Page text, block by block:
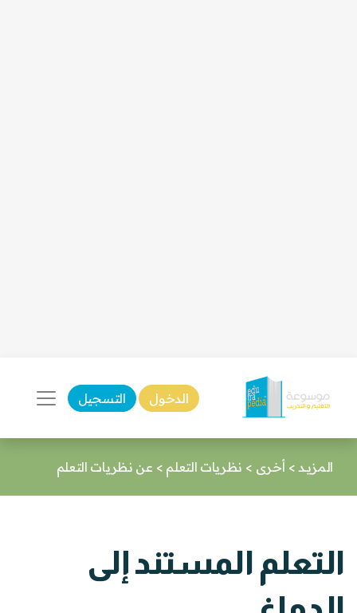
الدخول التسجيل
المزيـد > أخرى > نظريات التعلم > عن نظريات التعلم
التعلم المستند إلى